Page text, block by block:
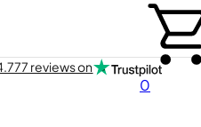
0
reviews on